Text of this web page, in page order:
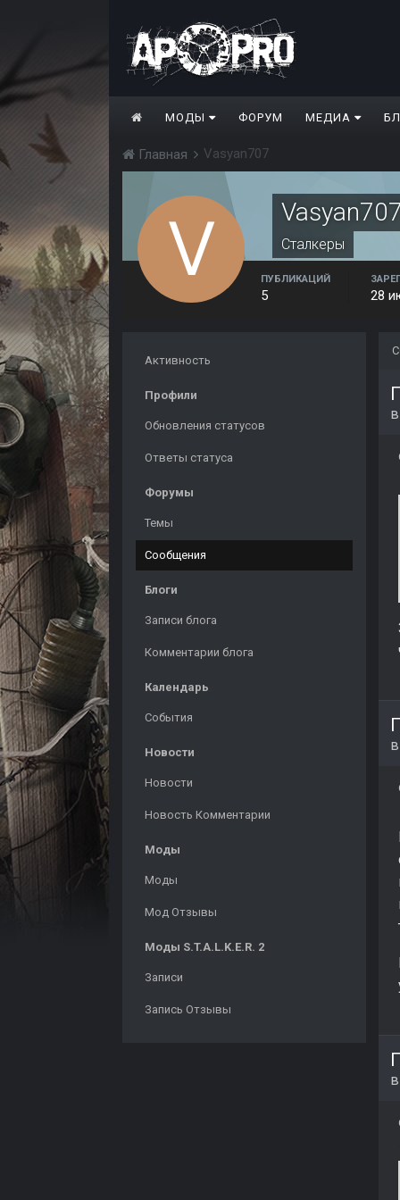
МОДЫ ФОРУМ МЕДИА
Главная Vasyan707
Сталкеры
ПУБЛИКАЦИЙ
5 28
Активность
Профили
Обновления статусов
Ответы статуса
Форумы
Темы
Сообщения
Блоги
Записи блога
Комментарии блога
Календарь
События
Новости
Новости
Новость Комментарии
Моды
Моды
Мод Отзывы
Моды S.T.A.L.K.E.R. 2
Записи
Запись Отзывы